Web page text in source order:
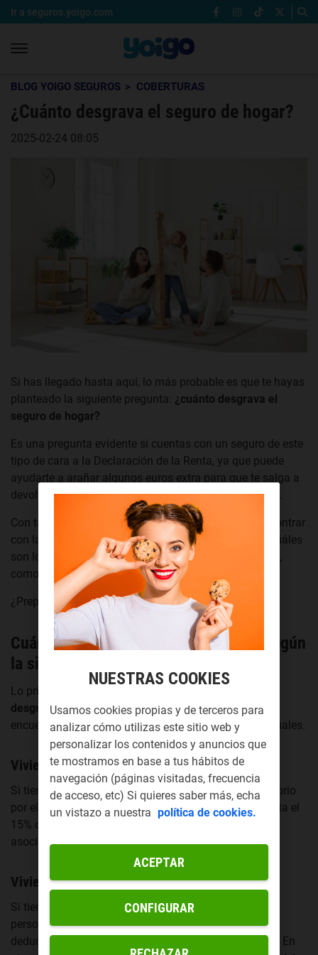
Ir a seguros.yoigo.com
BLOG YOIGO SEGUROS COBERTURAS
¿Cuánto desgrava el seguro de hogar?
2025-02-24 08:05
Si has llegado hasta aquí, lo más probable es que te hayas
planteado la siguiente pregunta: ¿cuánto desgrava el
seguro de hogar?
Es una pregunta evidente si cuentas con un seguro de este
tipo de cara a la Declaración de la Renta, ya que puede
ayudarte a arañar algunos euros extra para que te salga a
devolver y así ganar un dinero que no tenías en mente.
Con tal de echarte un cable, aquí no solo te vas a encontrar
con la respuesta que estás buscando, sino también cuáles
son los
requisitos para desgravar el seguro de hogar ,
como puedes hacerlo y cuánto dinero puedes incluir.
¿Preparado? Vamos allá.
Cuánto desgrava el seguro del hogar según
la situación de la vivienda
Lo primero a destacar es que para averiguar
desgrava el seguro de hogares en qué situación te
encuentras. En este sentido hay dos escenarios habituales.
Vivienda en propiedad con hipoteca
Si tienes una hipoteca y el seguro de hogar es obligatorio
por el banco, puedes conseguir una deducción de hasta el
15% de lo pagado anualmente por hipoteca y gastos
asociados con un límite de 9.040 euros anuales.
Vivienda en alquiler
Si tienes una propiedad que estás alquilando a otra
persona, el seguro de hogar se considera un gasto
deducible en los rendimientos del capital inmobiliario. En
NUESTRAS COOKIES
Usamos cookies propias y de terceros para
analizar cómo utilizas este sitio web y
personalizar los contenidos y anuncios que
te mostramos en base a tus hábitos de
navegación (páginas visitadas, frecuencia
de acceso, etc) Si quieres saber más, echa
un vistazo a nuestra política de cookies.
CONFIGURAR
ACEPTAR